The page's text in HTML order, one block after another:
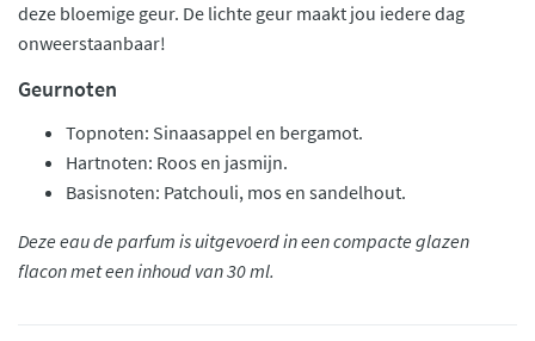
deze bloemige geur. De lichte geur maakt jou iedere dag
onweerstaanbaar!
Geurnoten
Topnoten: Sinaasappel en bergamot.
Hartnoten: Roos en jasmijn.
Basisnoten: Patchouli, mos en sandelhout.
Deze eau de parfum is uitgevoerd in een compacte glazen
flacon met een inhoud van 30 ml.